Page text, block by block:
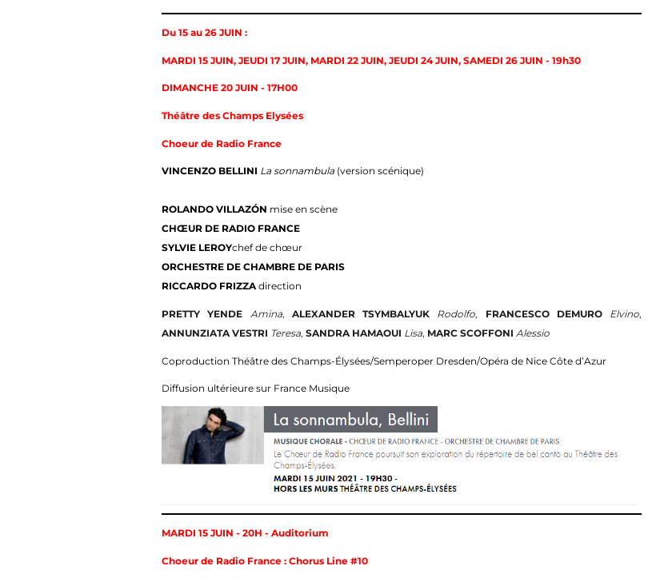
Du 15 au 26 JUIN :
MARDI 15 JUIN, JEUDI 17 JUIN, MARDI 22 JUIN, JEUDI 24 JUIN, SAMEDI 26 JUIN - 19h30
DIMANCHE 20 JUIN - 17H00
Théâtre des Champs Elysées
Choeur de Radio France
VINCENZO BELLINI La sonnambula (version scénique)
ROLANDO VILLAZÓN mise en scène
CHŒUR DE RADIO FRANCE
SYLVIE LEROYchef de chœur
ORCHESTRE DE CHAMBRE DE PARIS
RICCARDO FRIZZAdirection
PRETTY YENDE Amina, ALEXANDER TSYMBALYUK Rodolfo, FRANCESCO DEMURO Elvino,
ANNUNZIATA VESTRI Teresa, SANDRA HAMAOUI Lisa, MARC SCOFFONI Alessio
Coproduction Théâtre des Champs-Élysées/Semperoper Dresden/Opéra de Nice Côte d’Azur
Diffusion ultérieure sur France Musique
MARDI 15 JUIN - 20H - Auditorium
Choeur de Radio France : Chorus Line #10